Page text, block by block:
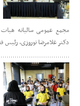
مجمع عمومی سالیانه
دکتر غلامرضا نوروزی،